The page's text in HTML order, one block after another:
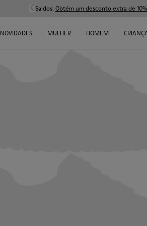
Saldos: Obtém um desconto extra de 10%
NOVIDADES MULHER HOMEM